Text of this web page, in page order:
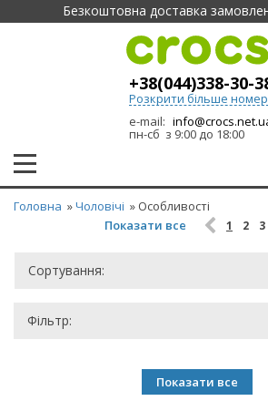
Безкоштовна доставка
+38(044)338-30-
Розкрити більше
e-mail:
пн-сб з 9:00 до 18:00
Головна »Чоловічі » Особливості
1 2 3
Показати все
Сортування:
Фільтр:
Показати все